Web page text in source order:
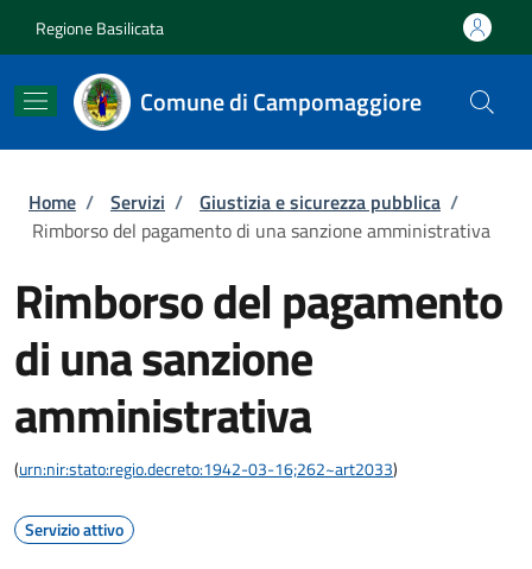
Regione Basilicata
Comune di Campomaggiore
Briciole di pane
Home / Servizi / Giustizia e sicurezza pubblica /
Rimborso del pagamento di una sanzione amministrativa
Rimborso del pagamento
di una sanzione
amministrativa
(urn:nir:stato:regio.decreto:1942-03-16;262~art2033)
Servizio attivo